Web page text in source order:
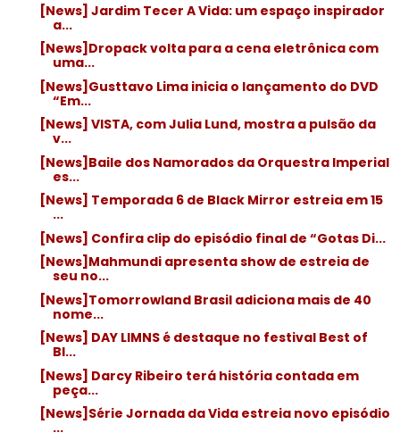
[News] Jardim Tecer A Vida: um espaço inspirador
a...
[News]Dropack volta para a cena eletrônica com
uma...
[News]Gusttavo Lima inicia o lançamento do DVD
“Em...
[News] VISTA, com Julia Lund, mostra a pulsão da
v...
[News]Baile dos Namorados da Orquestra Imperial
es...
[News] Temporada 6 de Black Mirror estreia em 15
...
[News] Confira clip do episódio final de “Gotas Di...
[News]Mahmundi apresenta show de estreia de
seu no...
[News]Tomorrowland Brasil adiciona mais de 40
nome...
[News] DAY LIMNS é destaque no festival Best of
Bl...
[News] Darcy Ribeiro terá história contada em
peça...
[News]Série Jornada da Vida estreia novo episódio
...